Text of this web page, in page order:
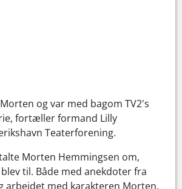
og var med bagom TV2's
fortæller formand Lilly
Teaterforening.
Morten Hemmingsen om,
til. Både med anekdoter fra
arbejdet med karakteren Morten,